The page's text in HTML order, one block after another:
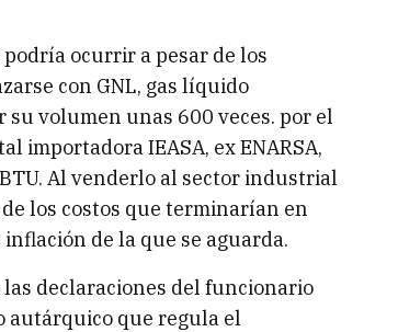
ocurrir a pesar de los
con GNL, gas líquido
volumen unas 600 veces. por el
importadora IEASA, ex ENARSA,
Al venderlo al sector industrial
los costos que terminarían en
de la que se aguarda.
declaraciones del funcionario
autárquico que regula el